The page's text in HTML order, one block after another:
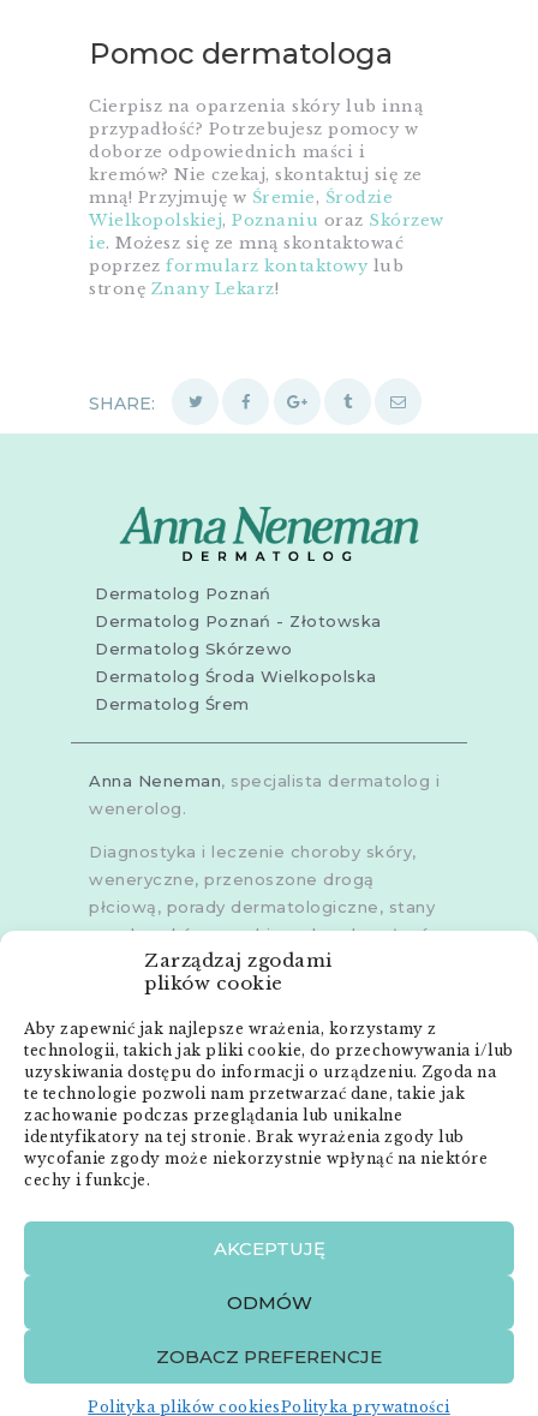
Zarządzaj zgodami
plików cookie
Aby zapewnić jak najlepsze wrażenia, korzystamy z
technologii, takich jak pliki cookie, do przechowywania i/lub
uzyskiwania dostępu do informacji o urządzeniu. Zgoda na
te technologie pozwoli nam przetwarzać dane, takie jak
zachowanie podczas przeglądania lub unikalne
identyfikatory na tej stronie. Brak wyrażenia zgody lub
wycofanie zgody może niekorzystnie wpłynąć na niektóre
cechy i funkcje.
AKCEPTUJĘ
ODMÓW
ZOBACZ PREFERENCJE
Polityka plików cookiesPolityka prywatności
Pomoc dermatologa
Cierpisz na oparzenia skóry lub inną
przypadłość? Potrzebujesz pomocy w
doborze odpowiednich maści i
kremów? Nie czekaj, skontaktuj się ze
mną! Przyjmuję w Śremie, Środzie
Wielkopolskiej, Poznaniu oraz Skórzew
ie. Możesz się ze mną skontaktować
poprzez formularz kontaktowy lub
stronę Znany Lekarz!
SHARE:
Dermatolog Poznań
Dermatolog Poznań - Złotowska
Dermatolog Skórzewo
Dermatolog Środa Wielkopolska
Dermatolog Śrem
Anna Neneman, specjalista dermatolog i
wenerolog.
Diagnostyka i leczenie choroby skóry,
weneryczne, przenoszone drogą
płciową, porady dermatologiczne, stany
zapalne skóry, grzybice, choroby włosów,
dermoskopia, trichoskopia, u dorosłych i
dzieci.
Gabinety wPoznaniu,Poznaniu -
Złotowska,Skórzewie,Środzie
WielkopolskiejiŚremie
Menu:
Strona główna
Anna Neneman – ZnanyLekarz.pl